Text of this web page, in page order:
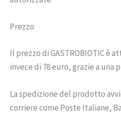
Prezzo
Il prezzo di GASTROBIOTIC è
invece di 78 euro, grazie a una
La spedizione del prodotto
corriere come Poste Italiane,